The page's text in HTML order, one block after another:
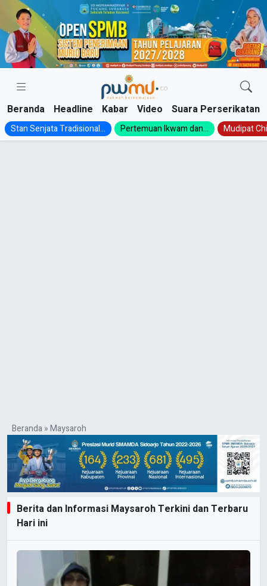
Skip
content
Beranda Headline Kabar Video Suara Perserikatan
Stan Senjata Tradisional... Pertemuan Ikwam dan... Mudipat
Beranda»Maysaroh
Berita dan Informasi Maysaroh Terkini dan Terbaru
Hari ini